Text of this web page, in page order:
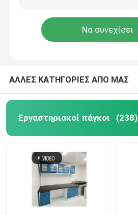
ΑΛΛΕΣ ΚΑΤΗΓΟΡΙΕΣ ΑΠΟ ΜΑΣ
Εργαστηριακοί πάγκοι (238)